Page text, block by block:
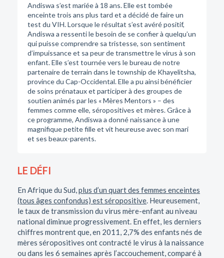
Andiswa s’est mariée à 18 ans. Elle est tombée
enceinte trois ans plus tard et a décidé de faire un
test du VIH. Lorsque le résultat s’est avéré positif,
Andiswa a ressenti le besoin de se confier à quelqu’un
qui puisse comprendre sa tristesse, son sentiment
d’impuissance et sa peur de transmettre le virus à son
enfant. Elle s’est tournée vers le bureau de notre
partenaire de terrain dans le township de Khayelitsha,
province du Cap-Occidental. Elle a pu ainsi bénéficier
de soins prénataux et participer à des groupes de
soutien animés par les « Mères Mentors » – des
femmes comme elle, séropositives et mères. Grâce à
ce programme, Andiswa a donné naissance à une
magnifique petite fille et vit heureuse avec son mari
et ses beaux-parents.
LE DÉFI
En Afrique du Sud,plus d’un quart des femmes enceintes
(tous âges confondus) est séropositive. Heureusement,
le taux de transmission du virus mère-enfant au niveau
national diminue progressivement. En effet, les derniers
chiffres montrent que, en 2011, 2,7% des enfants nés de
mères séropositives ont contracté le virus à la naissance
ou dans les 6 semaines après l’accouchement, comparé à